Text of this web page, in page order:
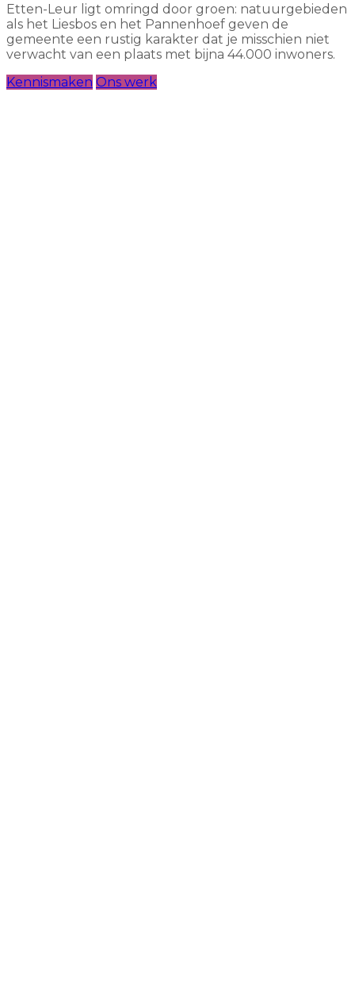
Etten-Leur ligt omringd door groen: natuurgebieden
als het Liesbos en het Pannenhoef geven de
gemeente een rustig karakter dat je misschien niet
verwacht van een plaats met bijna 44.000 inwoners.
Kennismaken Ons werk